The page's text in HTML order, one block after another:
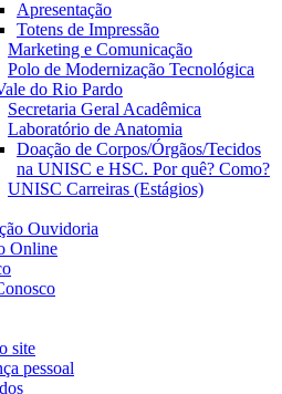
Apresentação
Totens de Impressão
Marketing e Comunicação
Polo de Modernização Tecnológica
do Rio Pardo
Secretaria Geral Acadêmica
Laboratório de Anatomia
Doação de Corpos/Órgãos/Tecidos
na UNISC e HSC. Por quê? Como?
UNISC Carreiras (Estágios)
Ouvidoria
Online
site
pessoal